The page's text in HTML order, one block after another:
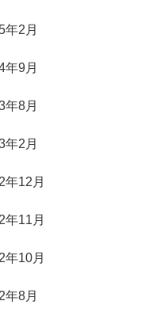
年2月
年9月
年8月
年2月
年12月
年11月
年10月
年8月